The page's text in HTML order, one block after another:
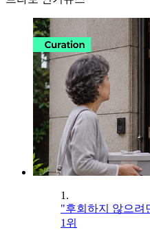
1.
"후회하지 않으려
1위